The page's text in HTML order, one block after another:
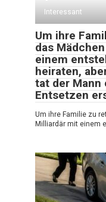
Interessant
Um ihre
das
einem
heiraten,
tat der Mann
Entsetzen
Um ihre Familie zu
Milliardär mit einem